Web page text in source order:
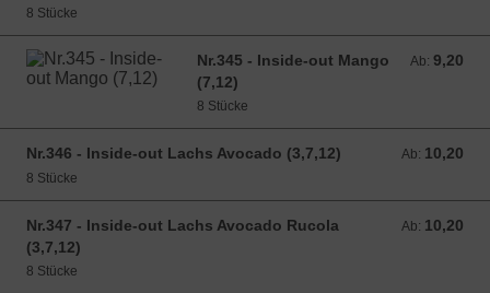
8 Stücke
Nr.345 - Inside-out Mango
(7,12)
Ab: 9,20
Ab: 9,20 EUR
8 Stücke
Nr.346 - Inside-out Lachs Avocado (3,7,12) Ab: 10,20
Ab: 10,20 EUR
8 Stücke
Nr.347 - Inside-out Lachs Avocado Rucola
(3,7,12)
Ab: 10,20
Ab: 10,20 EUR
8 Stücke